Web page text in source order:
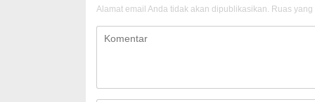
Alamat email Anda tidak akan dipublikasikan. Ruas